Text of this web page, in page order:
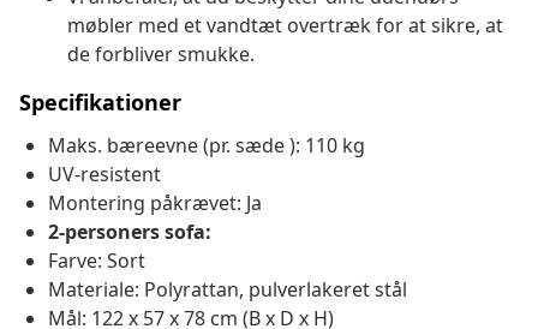
møbler med et vandtæt overtræk for at sikre, at
de forbliver smukke.
Specifikationer
Maks. bæreevne (pr. sæde ): 110 kg
UV-resistent
Montering påkrævet: Ja
2-personers sofa:
Farve: Sort
Materiale: Polyrattan, pulverlakeret stål
Mål: 122 x 57 x 78 cm (B x D x H)